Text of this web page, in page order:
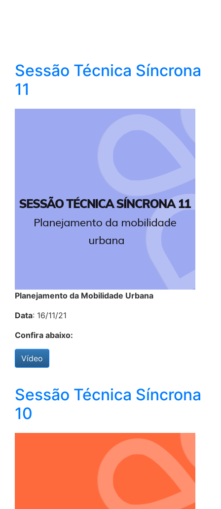
Sessão Técnica Síncrona
11
Planejamento da Mobilidade Urbana
Data: 16/11/21
Confira abaixo:
Vídeo
Sessão Técnica Síncrona
10